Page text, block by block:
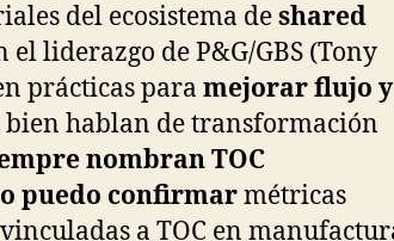
del ecosistema deshared
liderazgo de P&G/GBS (Tony
prácticas para mejorar flujo y
bien hablan de transformación
nombran TOC
puedo confirmarmétricas
a TOC en